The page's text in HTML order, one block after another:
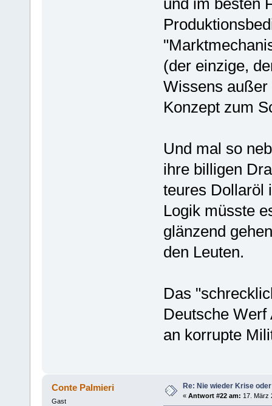
(der einzige,
Wissens außer
Konzept zum
Und mal so
ihre billigen
teures Dollaröl
Logik müsste
glänzend
den Leuten.
Das
Deutsche
an korrupte
Conte Palmieri
Gast
Re: Nie wieder Krise
« Antwort #22 am: 17. März